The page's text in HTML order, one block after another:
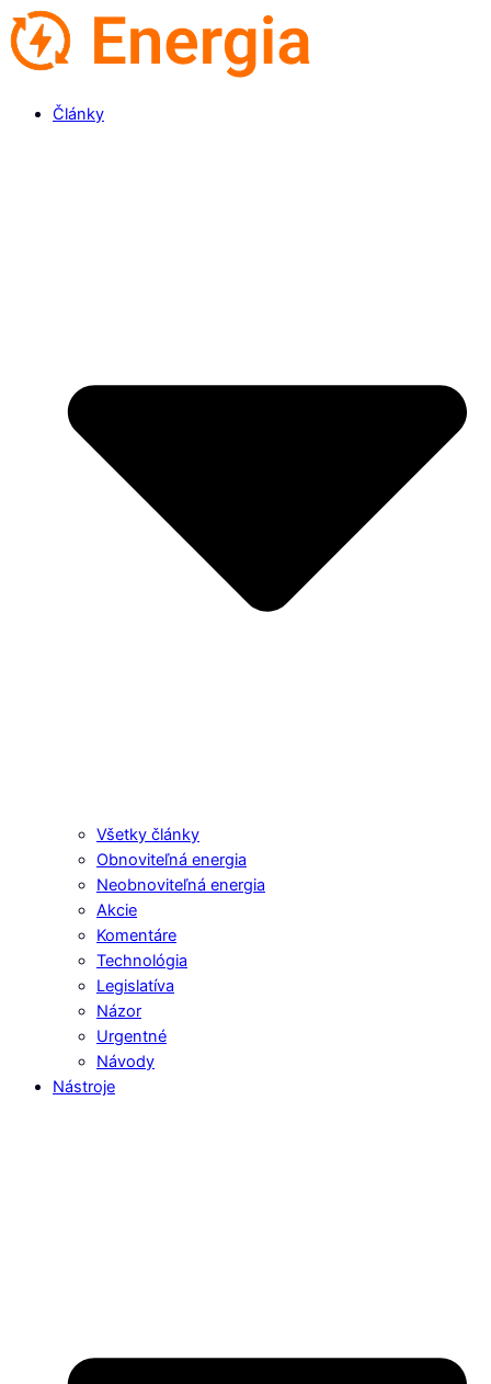
Články
Všetky články
Obnoviteľná energia
Neobnoviteľná energia
Akcie
Komentáre
Technológia
Legislatíva
Názor
Urgentné
Návody
Nástroje